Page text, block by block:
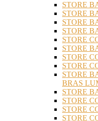
STORE
STORE
STORE
STORE
STORE
STORE
STORE
STORE
STORE
BRAS
STORE
STORE
STORE
STORE